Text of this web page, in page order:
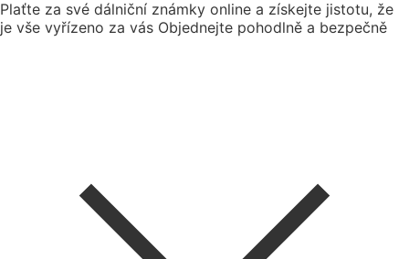
Plaťte za své dálniční známky online a získejte jistotu, že
je vše vyřízeno za vás Objednejte pohodlně a bezpečně